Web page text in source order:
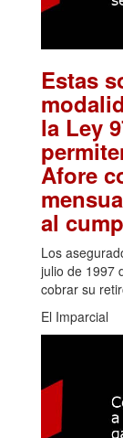
Estas
la Ley
Afore
al
Los
julio de 1997
cobrar su
El Imparcial